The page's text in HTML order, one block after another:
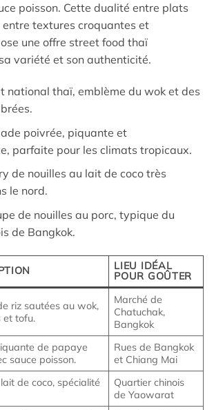
poisson. Cette dualité entre plats
textures croquantes et
une offre street food thaï
variété et son authenticité.
national thaï, emblème du wok et des
poivrée, piquante et
parfaite pour les climats tropicaux.
de nouilles au lait de coco très
le nord.
de nouilles au porc, typique du
de Bangkok.
LIEU IDÉAL
POUR GOÛTER
riz sautées au wok,
et tofu.
Marché de
Chatuchak,
Bangkok
de papaye
sauce poisson.
Rues de Bangkok
et Chiang Mai
de coco, spécialité
Quartier chinois
de Yaowarat